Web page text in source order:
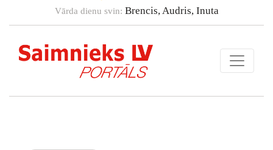
Vārda dienu svin: Brencis, Audris, Inuta